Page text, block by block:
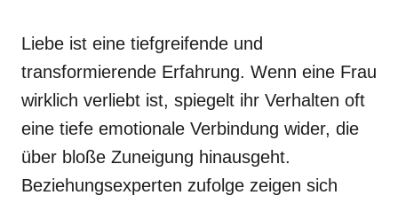
Liebe ist eine tiefgreifende und
transformierende Erfahrung. Wenn eine Frau
wirklich verliebt ist, spiegelt ihr Verhalten oft
eine tiefe emotionale Verbindung wider, die
über bloße Zuneigung hinausgeht.
Beziehungsexperten zufolge zeigen sich